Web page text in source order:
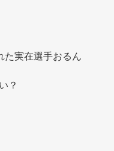
た実在選手おるん
？